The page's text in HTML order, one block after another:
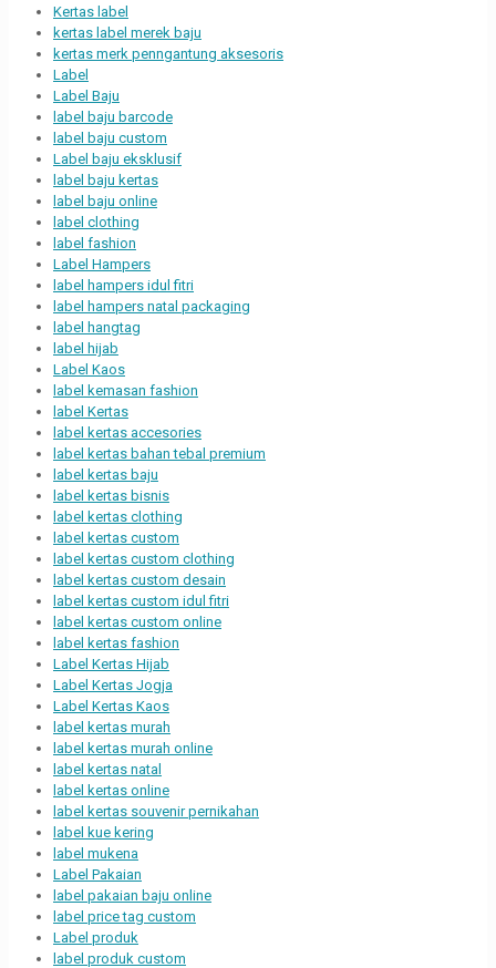
Kertas label
kertas label merek baju
kertas merk penngantung aksesoris
Label
Label Baju
label baju barcode
label baju custom
Label baju eksklusif
label baju kertas
label baju online
label clothing
label fashion
Label Hampers
label hampers idul fitri
label hampers natal packaging
label hangtag
label hijab
Label Kaos
label kemasan fashion
label Kertas
label kertas accesories
label kertas bahan tebal premium
label kertas baju
label kertas bisnis
label kertas clothing
label kertas custom
label kertas custom clothing
label kertas custom desain
label kertas custom idul fitri
label kertas custom online
label kertas fashion
Label Kertas Hijab
Label Kertas Jogja
Label Kertas Kaos
label kertas murah
label kertas murah online
label kertas natal
label kertas online
label kertas souvenir pernikahan
label kue kering
label mukena
Label Pakaian
label pakaian baju online
label price tag custom
Label produk
label produk custom